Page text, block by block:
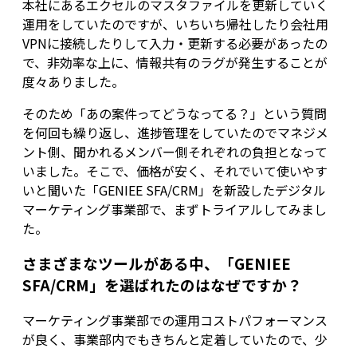
本社にあるエクセルのマスタファイルを更新していく
運用をしていたのですが、いちいち帰社したり会社用
VPNに接続したりして入力・更新する必要があったの
で、非効率な上に、情報共有のラグが発生することが
度々ありました。
そのため「あの案件ってどうなってる？」という質問
を何回も繰り返し、進捗管理をしていたのでマネジメ
ント側、聞かれるメンバー側それぞれの負担となって
いました。そこで、価格が安く、それでいて使いやす
いと聞いた「GENIEE SFA/CRM」を新設したデジタル
マーケティング事業部で、まずトライアルしてみまし
た。
さまざまなツールがある中、「GENIEE
SFA/CRM」を選ばれたのはなぜですか？
マーケティング事業部での運用コストパフォーマンス
が良く、事業部内でもきちんと定着していたので、少